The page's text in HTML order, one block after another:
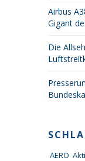
Airbus
Gigant
Die
AERO